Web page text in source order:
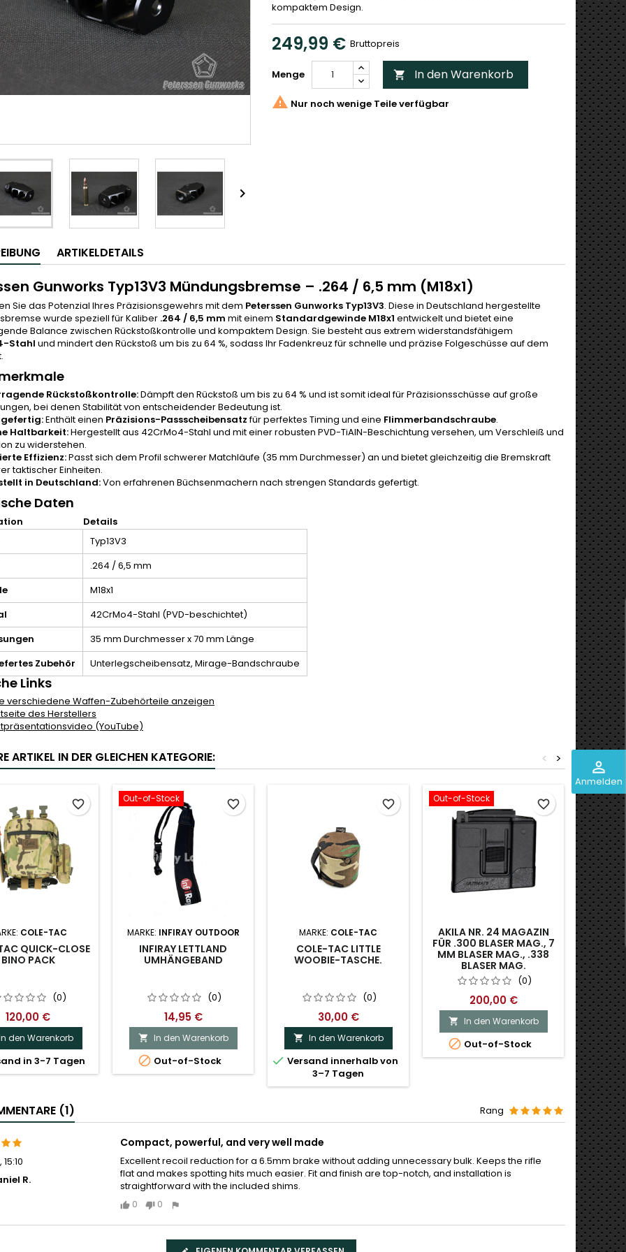
perm_identity
Anmelden

kompaktem Design.
249,99 € Bruttopreis
Menge  In den Warenkorb
 Nur noch wenige Teile verfügbar
ARTIKELDETAILS
Gunworks Typ13V3 Mündungsbremse – .264 / 6,5 mm (M18x1)
Sie das Potenzial Ihres Präzisionsgewehrs mit dem Peterssen Gunworks Typ13V3. Diese in Deutschland hergestellte
wurde speziell für Kaliber .264 / 6,5 mm mit einem Standardgewinde M18x1 entwickelt und bietet eine
Balance zwischen Rückstoßkontrolle und kompaktem Design. Sie besteht aus extrem widerstandsfähigem
Stahl und mindert den Rückstoß um bis zu 64 %, sodass Ihr Fadenkreuz für schnelle und präzise Folgeschüsse auf dem
Rückstoßkontrolle:Dämpft den Rückstoß um bis zu 64 % und ist somit ideal für Präzisionsschüsse auf große
bei denen Stabilität von entscheidender Bedeutung ist.
Enthält einen Präzisions-Passscheibensatzfür perfektes Timing und eine Flimmerbandschraube.
Haltbarkeit:Hergestellt aus 42CrMo4-Stahl und mit einer robusten PVD-TiAlN-Beschichtung versehen, um Verschleiß und
zu widerstehen.
Effizienz:Passt sich dem Profil schwerer Matchläufe (35 mm Durchmesser) an und bietet gleichzeitig die Bremskraft
taktischer Einheiten.
in Deutschland:Von erfahrenen Büchsenmachern nach strengen Standards gefertigt.
Daten
Details
Typ13V3
.264 / 6,5 mm
M18x1
42CrMo4-Stahl (PVD-beschichtet)
35 mm Durchmesser x 70 mm Länge
Zubehör
Unterlegscheibensatz, Mirage-Bandschraube
Links
verschiedene Waffen-Zubehörteile anzeigen
des Herstellers
(YouTube)
ARTIKEL IN DER GLEICHEN KATEGORIE: >
<
COLE-TAC
QUICK-CLOSE
BINO PACK
(0)
120,00 €
den Warenkorb
in 3-7 Tagen
favorite_border Out-of-Stock
MARKE: INFIRAY OUTDOOR
INFIRAY LETTLAND
UMHÄNGEBAND
(0)
14,95 €
 In den Warenkorb
 Out-of-Stock
favorite_border
MARKE: COLE-TAC
COLE-TAC LITTLE
WOOBIE-TASCHE.
(0)
30,00 €
 In den Warenkorb
 Versand innerhalb von
3–7 Tagen
favorite_border Out-of-Stock
AKILA NR. 24 MAGAZIN
FÜR .300 BLASER MAG., 7
MM BLASER MAG., .338
BLASER MAG.
(0)
200,00 €
 In den Warenkorb
 Out-of-Stock
favorite_border
COLE-


(1) Rang
15:10
R.
Compact, powerful, and very well made
Excellent recoil reduction for a 6.5mm brake without adding unnecessary bulk. Keeps the rifle
flat and makes spotting hits much easier. Fit and finish are top-notch, and installation is
straightforward with the included shims.
0
0